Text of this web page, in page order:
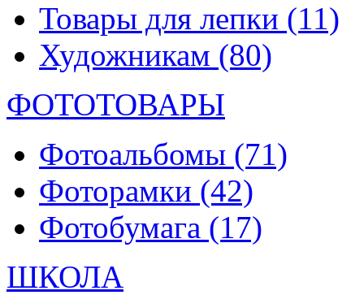
Товары для лепки (11)
Художникам (80)
ФОТОТОВАРЫ
Фотоальбомы (71)
Фоторамки (42)
Фотобумага (17)
ШКОЛА